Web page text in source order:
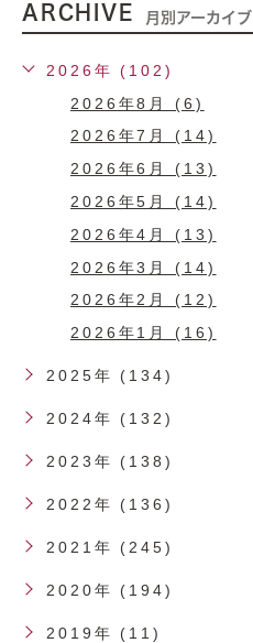
ARCHIVE 月別アーカイブ
2026年 (102)
2026年8月 (6)
2026年7月 (14)
2026年6月 (13)
2026年5月 (14)
2026年4月 (13)
2026年3月 (14)
2026年2月 (12)
2026年1月 (16)
2025年 (134)
2024年 (132)
2023年 (138)
2022年 (136)
2021年 (245)
2020年 (194)
2019年 (11)